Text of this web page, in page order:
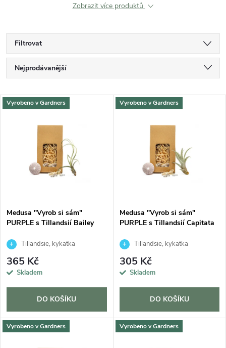
Zobrazit více produktů
Filtrovat
Ř
a
p
r
o
u
Nejprodávanější
Nejdražší
Abecedně
V
s
p
r
o
d
u
Vyrobeno v Gardners
Medusa "Vyrob si sám"
PURPLE s Tillandsií Bailey
Tillandsie, kykatka
365 Kč
Skladem
DO KOŠÍKU
Vyrobeno v Gardners
Medusa "Vyrob si sám"
PURPLE s Tillandsií Capitata
Tillandsie, kykatka
305 Kč
Skladem
DO KOŠÍKU
Vyrobeno v Gardners Vyrobeno v Gardners